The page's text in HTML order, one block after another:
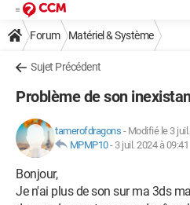
Forum Matériel & Système
Sujet Précédent
Problème de son
tamerofdragons - Modifié le 3
MPMP10- 3 juil. 2024 à 09:41
Bonjour,
Je n'ai plus de son sur ma 3ds